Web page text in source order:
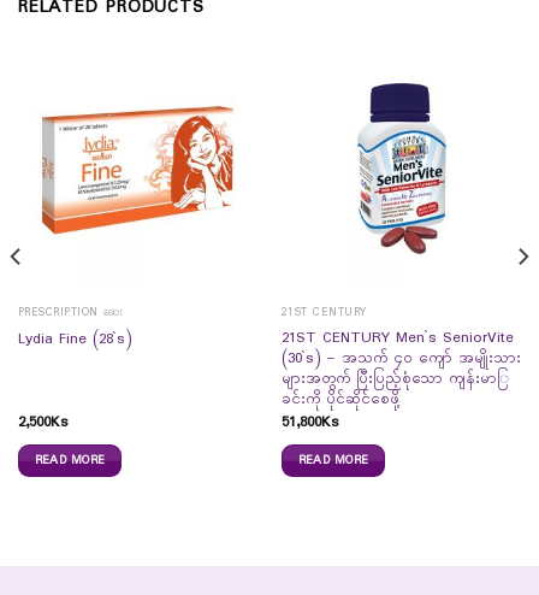
RELATED PRODUCTS
PRESCRIPTION ဆေး
Lydia Fine (28`s)
2,500Ks
READ MORE
21ST CENTURY
21ST CENTURY Men`s SeniorVite
(30`s) – အသက် ၄၀ ကျော် အမျိုးသား
များအတွက် ပြီးပြည့်စုံသော ကျန်းမာြ
ခင်းကို ပိုင်ဆိုင်စေဖို့
51,800Ks
READ MORE